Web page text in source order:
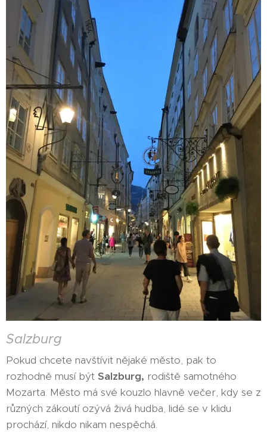
Salzburg
Pokud chcete navštívit nějaké město, pak to
rozhodně musí být Salzburg, rodiště samotného
Mozarta. Město má své kouzlo hlavně večer, kdy se z
různých zákoutí ozývá živá hudba, lidé se v klidu
prochází, nikdo nikam nespěchá.